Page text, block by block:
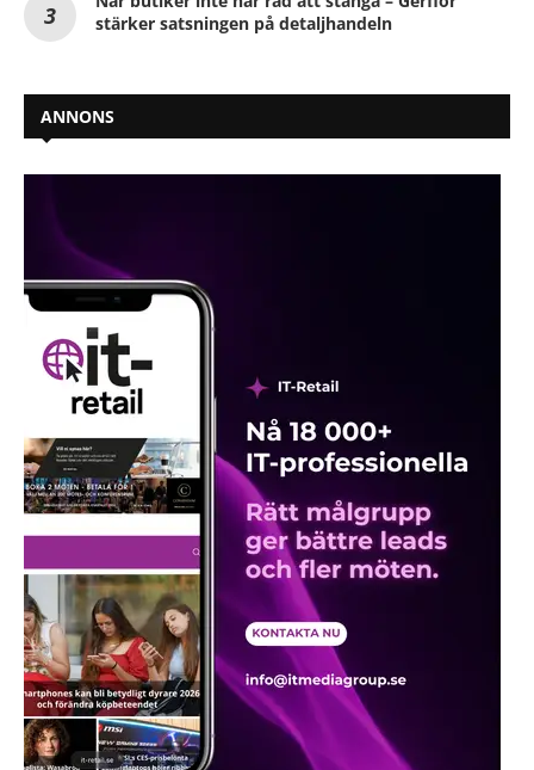
stärker satsningen på detaljhandeln
ANNONS